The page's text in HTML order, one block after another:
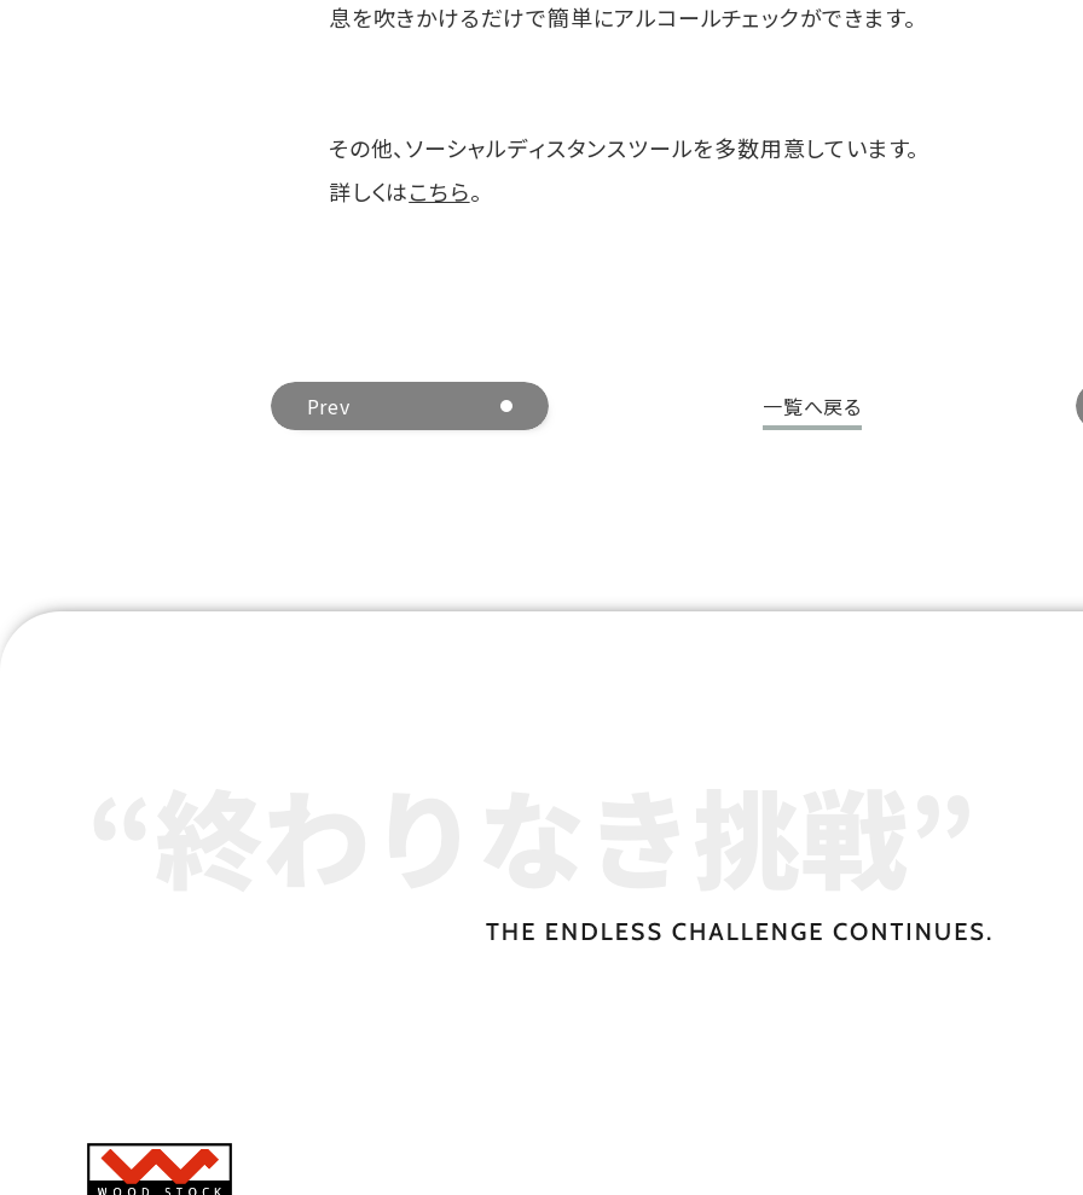
息を吹きかけるだけで簡単にアルコールチェックができます。
その他、ソーシャルディスタンスツールを多数用意しています。
詳しくはこちら。
Prev 一覧へ戻る